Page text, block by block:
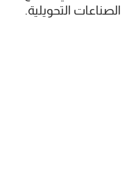
الصناعات التحويلية.